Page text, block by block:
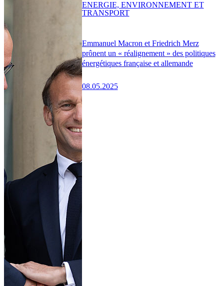
Emmanuel Macron et Friedrich Merz
prônent un « réalignement » des politiques
énergétiques française et allemande
08.05.2025
ENERGIE, ENVIRONNEMENT ET
TRANSPORT